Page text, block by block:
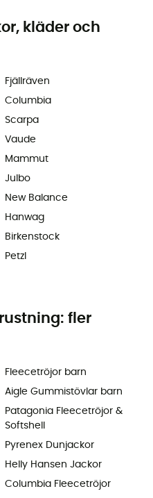
kläder och
Fjällräven
Columbia
Scarpa
Vaude
Mammut
Julbo
New Balance
Hanwag
Birkenstock
Petzl
fler
Fleecetröjor barn
Aigle Gummistövlar barn
Patagonia Fleecetröjor &
Softshell
Pyrenex Dunjackor
Helly Hansen Jackor
Columbia Fleecetröjor